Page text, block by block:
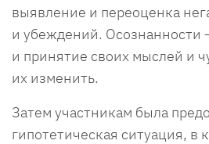
выявление и переоценка
и убеждений. Осознанности
и принятие своих мыслей и
их изменить.
Затем участникам была
гипотетическая ситуация, в